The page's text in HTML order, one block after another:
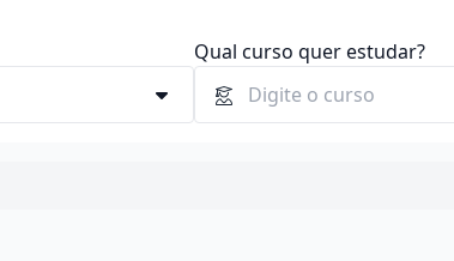
Qual curso quer estudar?